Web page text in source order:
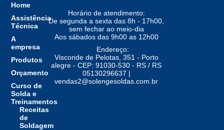
Home
Assistência
Técnica
A
empresa
Produtos
Orçamento
Curso de
Solda e
Treinamentos
Receitas
de
Soldagem
Horário de atendimento:
De segunda a sexta das 8h - 17h00,
sem fechar ao meio-dia
Aos sábados das 9h00 as 12h00
Endereço:
Visconde de Pelotas, 351 - Porto
alegre - CEP: 91030-530 - RS / RS
05130296637 |
vendas2@solengesoldas.com.br